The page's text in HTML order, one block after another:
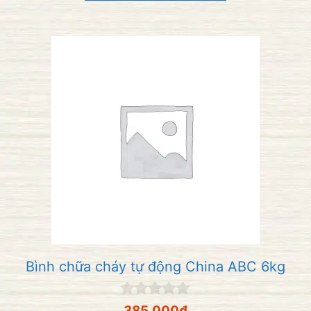
i
Bình chữa cháy tự động China ABC 6kg
0